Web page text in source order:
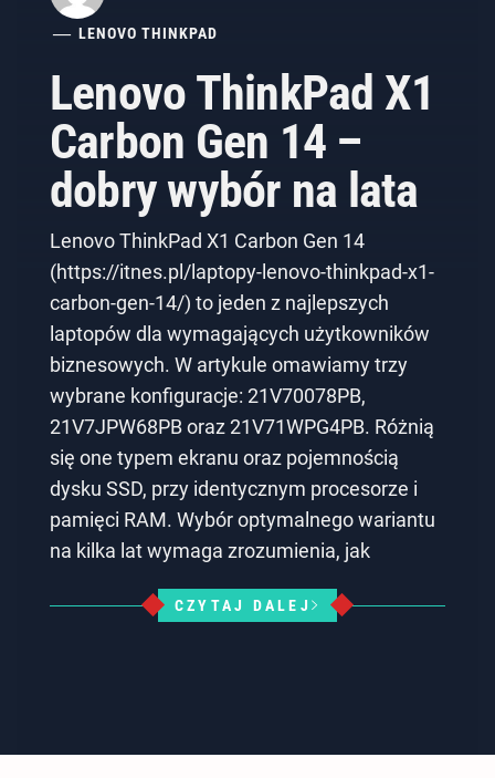
LENOVO THINKPAD
Lenovo ThinkPad X1
Carbon Gen 14 –
dobry wybór na lata
Lenovo ThinkPad X1 Carbon Gen 14
(https://itnes.pl/laptopy-lenovo-thinkpad-x1-
carbon-gen-14/) to jeden z najlepszych
laptopów dla wymagających użytkowników
biznesowych. W artykule omawiamy trzy
wybrane konfiguracje: 21V70078PB,
21V7JPW68PB oraz 21V71WPG4PB. Różnią
się one typem ekranu oraz pojemnością
dysku SSD, przy identycznym procesorze i
pamięci RAM. Wybór optymalnego wariantu
na kilka lat wymaga zrozumienia, jak
CZYTAJ DALEJ